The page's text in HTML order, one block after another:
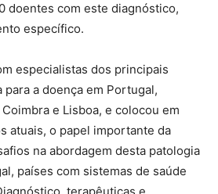
doentes com este diagnóstico,
específico.
especialistas dos principais
a doença em Portugal,
e Lisboa, e colocou em
atuais, o papel importante da
na abordagem desta patologia
países com sistemas de saúde